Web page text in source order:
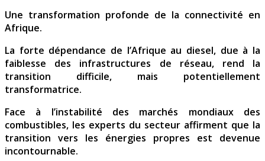
Une transformation profonde de la connectivité en
Afrique.
La forte dépendance de l’Afrique au diesel, due à la
faiblesse des infrastructures de réseau, rend la
transition difficile, mais potentiellement
transformatrice.
Face à l’instabilité des marchés mondiaux des
combustibles, les experts du secteur affirment que la
transition vers les énergies propres est devenue
incontournable.